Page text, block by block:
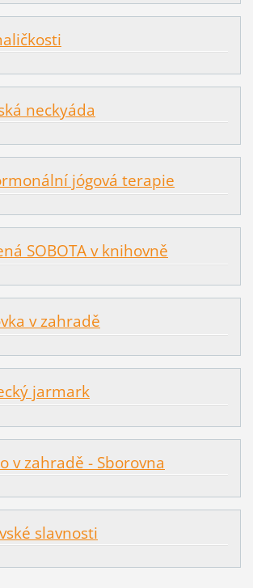
neckyáda
jógová terapie
SOBOTA v knihovně
v zahradě
jarmark
v zahradě - Sborovna
slavnosti